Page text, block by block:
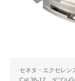
セネタ・エクセレン